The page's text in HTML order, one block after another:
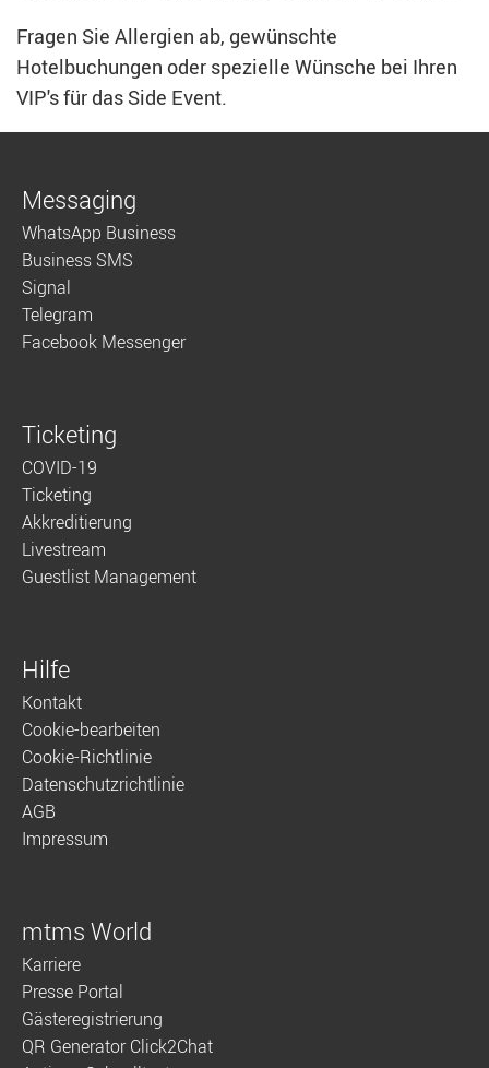
Fragen Sie Allergien ab, gewünschte
Hotelbuchungen oder spezielle Wünsche bei Ihren
VIP's für das Side Event.
Messaging
WhatsApp Business
Business SMS
Signal
Telegram
Facebook Messenger
Ticketing
COVID-19
Ticketing
Akkreditierung
Livestream
Guestlist Management
Hilfe
Kontakt
Cookie-bearbeiten
Cookie-Richtlinie
Datenschutzrichtlinie
AGB
Impressum
mtms World
Karriere
Presse Portal
Gästeregistrierung
QR Generator Click2Chat